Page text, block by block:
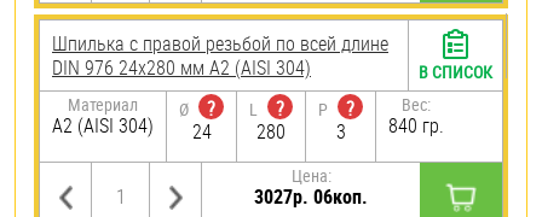
Шпилька с правой резьбой по всей длине
DIN 976 24х280 мм А2 (AISI 304)
Материал
А2 (AISI 304)
Ø
?
24
L
?
280
P
?
3
Вес:
840 гр.
Цена:
3027р. 06коп.
В СПИСОК